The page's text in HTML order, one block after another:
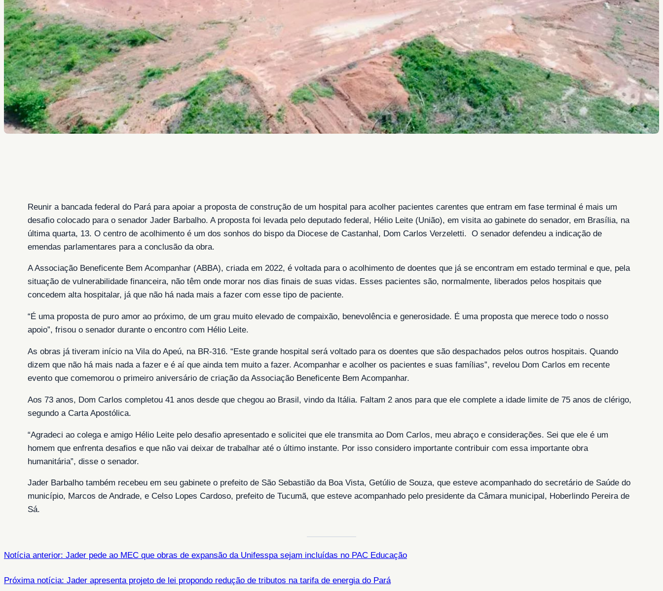
Reunir a bancada federal do Pará para apoiar a proposta de construção de um hospital para acolher pacientes carentes que entram em fase terminal é mais um
desafio colocado para o senador Jader Barbalho. A proposta foi levada pelo deputado federal, Hélio Leite (União), em visita ao gabinete do senador, em Brasília, na
última quarta, 13. O centro de acolhimento é um dos sonhos do bispo da Diocese de Castanhal, Dom Carlos Verzeletti. O senador defendeu a indicação de
emendas parlamentares para a conclusão da obra.
A Associação Beneficente Bem Acompanhar (ABBA), criada em 2022, é voltada para o acolhimento de doentes que já se encontram em estado terminal e que, pela
situação de vulnerabilidade financeira, não têm onde morar nos dias finais de suas vidas. Esses pacientes são, normalmente, liberados pelos hospitais que
concedem alta hospitalar, já que não há nada mais a fazer com esse tipo de paciente.
“É uma proposta de puro amor ao próximo, de um grau muito elevado de compaixão, benevolência e generosidade. É uma proposta que merece todo o nosso
apoio”, frisou o senador durante o encontro com Hélio Leite.
As obras já tiveram início na Vila do Apeú, na BR-316. “Este grande hospital será voltado para os doentes que são despachados pelos outros hospitais. Quando
dizem que não há mais nada a fazer e é aí que ainda tem muito a fazer. Acompanhar e acolher os pacientes e suas famílias”, revelou Dom Carlos em recente
evento que comemorou o primeiro aniversário de criação da Associação Beneficente Bem Acompanhar.
Aos 73 anos, Dom Carlos completou 41 anos desde que chegou ao Brasil, vindo da Itália. Faltam 2 anos para que ele complete a idade limite de 75 anos de clérigo,
segundo a Carta Apostólica.
“Agradeci ao colega e amigo Hélio Leite pelo desafio apresentado e solicitei que ele transmita ao Dom Carlos, meu abraço e considerações. Sei que ele é um
homem que enfrenta desafios e que não vai deixar de trabalhar até o último instante. Por isso considero importante contribuir com essa importante obra
humanitária”, disse o senador.
Jader Barbalho também recebeu em seu gabinete o prefeito de São Sebastião da Boa Vista, Getúlio de Souza, que esteve acompanhado do secretário de Saúde do
município, Marcos de Andrade, e Celso Lopes Cardoso, prefeito de Tucumã, que esteve acompanhado pelo presidente da Câmara municipal, Hoberlindo Pereira de
Sá.
Notícia anterior: Jader pede ao MEC que obras de expansão da Unifesspa sejam incluídas no PAC Educação
Próxima notícia: Jader apresenta projeto de lei propondo redução de tributos na tarifa de energia do Pará